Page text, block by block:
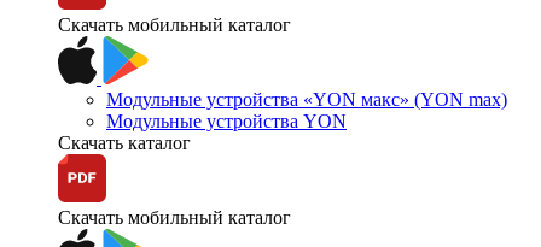
Скачать мобильный каталог
Модульные устройства «YON макс» (YON max)
Модульные устройства YON
Скачать каталог
Скачать мобильный каталог